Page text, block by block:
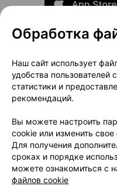
О проекте
Размещение
Публичный
Способы оплаты
Написать
Обработка
Наш сайт использует
удобства пользователей
статистики и
рекомендаций.
Вы можете настроить
cookie или изменить
Для получения
сроках и порядке
можете ознакомиться с
файлов cookie